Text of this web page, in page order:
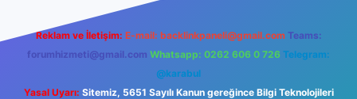
Reklam ve İletişim: E-mail: backlinkpaneli@gmail.com Teams:
forumhizmeti@gmail.com Whatsapp: 0262 606 0 726 Telegram:
@karabul
Yasal Uyarı: Sitemiz, 5651 Sayılı Kanun gereğince Bilgi Teknolojileri